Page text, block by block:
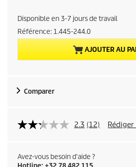
a
c
u
l
d
Disponible en 3-7 jours de travail
Référence: 1.445-244.0
AJOUTER AU
Comparer
2.3 (12)
Avez-vous besoin d'aide ?